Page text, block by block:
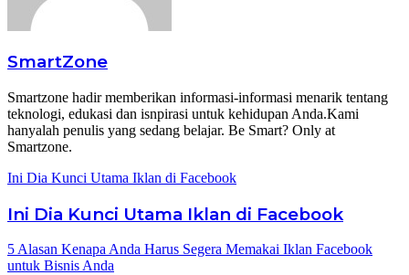
SmartZone
Smartzone hadir memberikan informasi-informasi menarik tentang
teknologi, edukasi dan isnpirasi untuk kehidupan Anda.Kami
hanyalah penulis yang sedang belajar. Be Smart? Only at
Smartzone.
Ini Dia Kunci Utama Iklan di Facebook
Ini Dia Kunci Utama Iklan di Facebook
5 Alasan Kenapa Anda Harus Segera Memakai Iklan Facebook
untuk Bisnis Anda